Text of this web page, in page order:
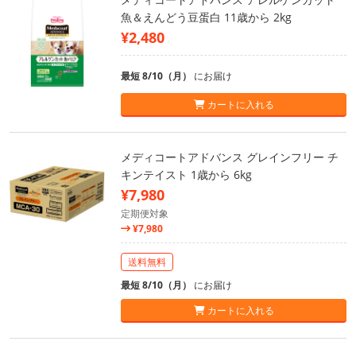
魚＆えんどう豆蛋白 11歳から 2kg
¥2,480
最短 8/10（月） にお届け
カートに入れる
メディコートアドバンス グレインフリー チ
キンテイスト 1歳から 6kg
¥7,980
定期便対象
¥7,980
送料無料
最短 8/10（月） にお届け
カートに入れる